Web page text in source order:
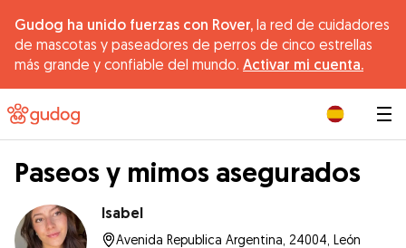
Gudog ha unido fuerzas con Rover, la red de cuidadores
de mascotas y paseadores de perros de cinco estrellas
más grande y confiable del mundo. Activar mi cuenta.
Paseos y mimos asegurados
Isabel
Avenida Republica Argentina, 24004, León